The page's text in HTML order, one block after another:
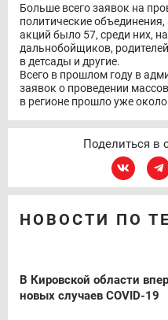
Больше всего заявок на
политические
акций было 57, среди них,
дальнобойщиков,
в детсады и другие.
Всего в прошлом году в
заявок о проведении
в регионе прошло уже
Поделиться в
НОВОСТИ ПО
В Кировской области
новых случаев COVID-19